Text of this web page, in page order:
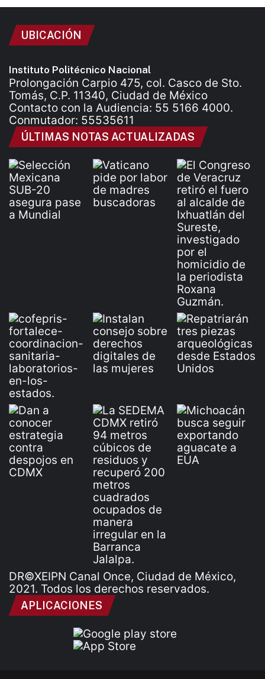
UBICACIÓN
Instituto Politécnico Nacional
Prolongación Carpio 475, col. Casco de Sto.
Tomás, C.P. 11340, Ciudad de México
Contacto con la Audiencia: 55 5166 4000.
Conmutador: 55535611
ÚLTIMAS NOTAS ACTUALIZADAS
DR©XEIPN Canal Once, Ciudad de México,
2021. Todos los derechos reservados.
APLICACIONES